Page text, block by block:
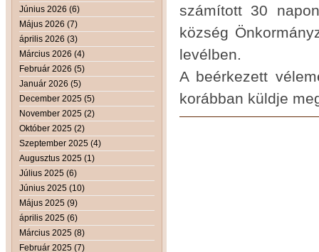
Június 2026 (6)
Május 2026 (7)
április 2026 (3)
Március 2026 (4)
Február 2026 (5)
Január 2026 (5)
December 2025 (5)
November 2025 (2)
Október 2025 (2)
Szeptember 2025 (4)
Augusztus 2025 (1)
Július 2025 (6)
Június 2025 (10)
Május 2025 (9)
április 2025 (6)
Március 2025 (8)
Február 2025 (7)
számított 30
község
levélben.
A beérkezett
korábban küldje